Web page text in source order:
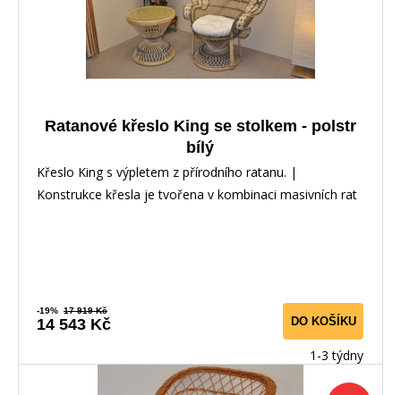
Ratanové křeslo King se stolkem - polstr
bílý
Křeslo King s výpletem z přírodního ratanu. |
Konstrukce křesla je tvořena v kombinaci masivních rat
-19% 17 919 Kč
14 543 Kč DO KOŠÍKU
1-3 týdny